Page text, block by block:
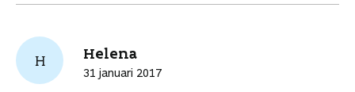
H Helena
31 januari 2017